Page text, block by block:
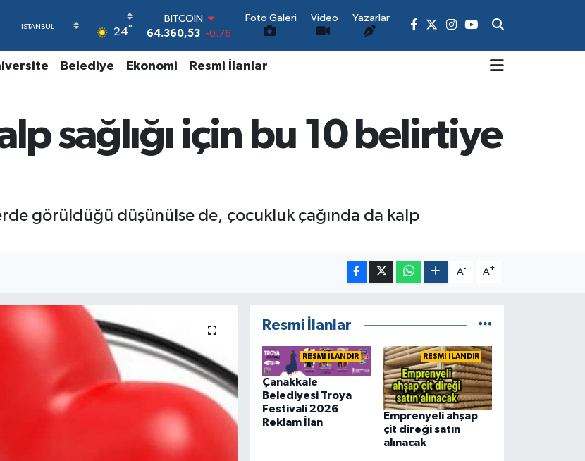
24°
BITCOIN
64.360,53
-0.76
47,7069
64,1897
0.02
GRAM ALTIN
6574.81
1.44
Foto Galeri Video Yazarlar
Belediye Ekonomi Resmi İlanlar
sağlığı için bu 10 belirtiye
görüldüğü düşünülse de, çocukluk çağında da kalp
A- A+
Resmi İlanlar
RESMİ İLANDIR
Çanakkale
Belediyesi Troya
Festivali 2026
Reklam İlan
RESMİ İLANDIR
Emprenyeli ahşap
çit direği satın
alınacak